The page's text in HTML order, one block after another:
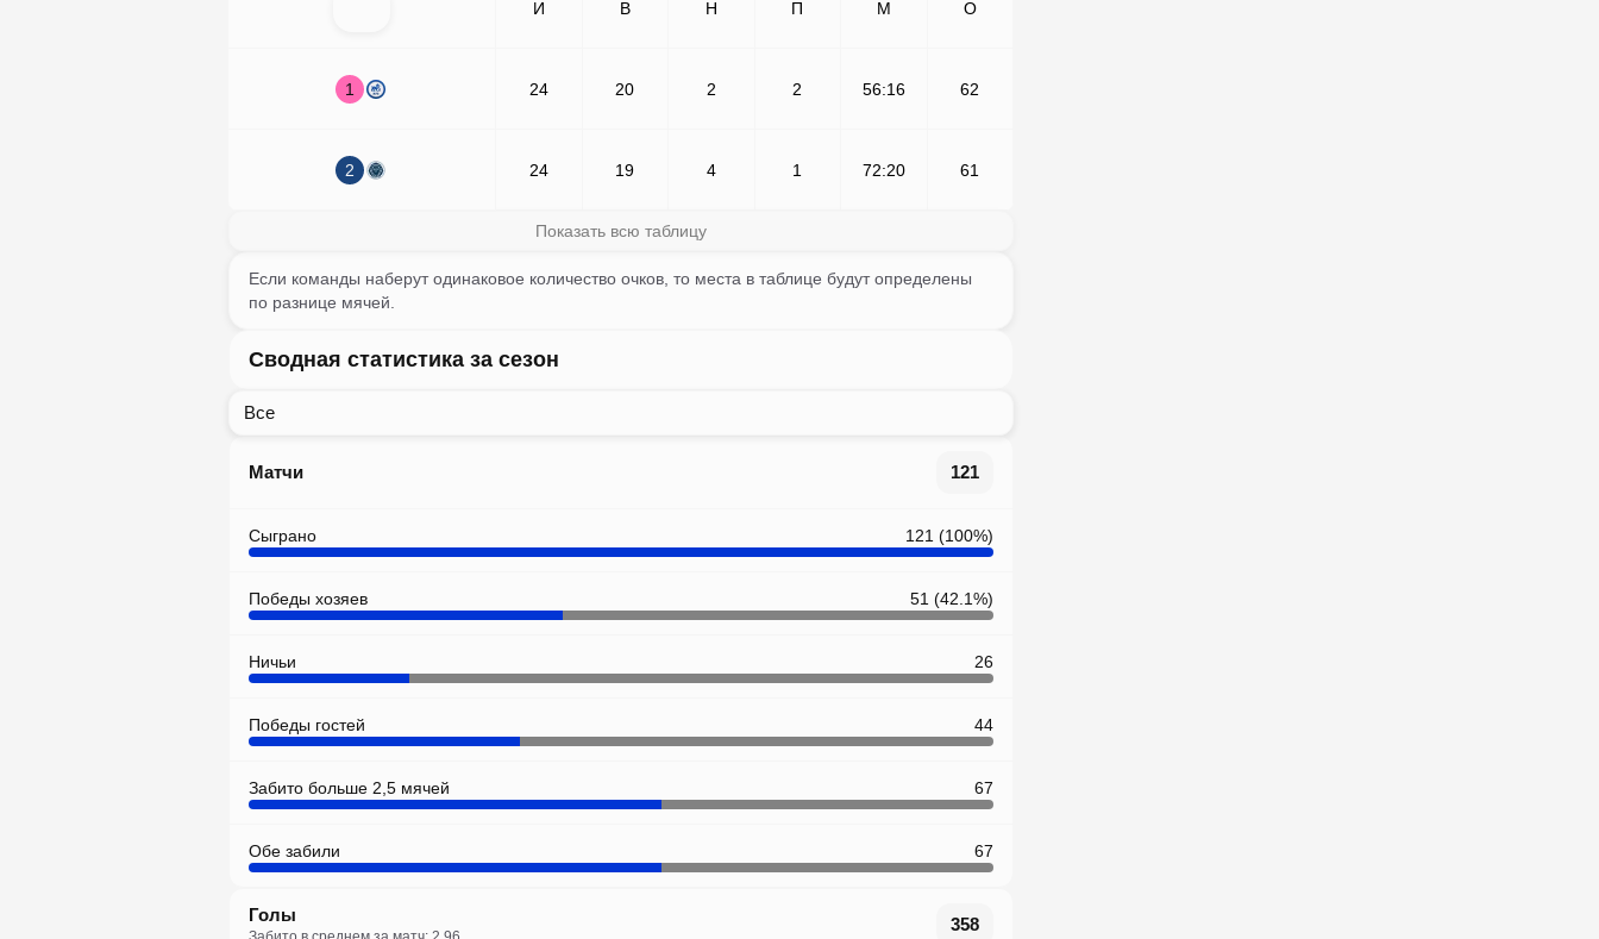
И В Н П М О
1 24 20 2 2 56:16 62
2 24 19 4 1 72:20 61
Показать всю таблицу
Если команды наберут одинаковое количество очков, то места в таблице будут определены
по разнице мячей.
Сводная статистика за сезон
Все
Матчи 121
Сыграно 121 (100%)
Победы хозяев 51 (42.1%)
Ничьи 26
Победы гостей 44
Забито больше 2,5 мячей 67
Обе забили 67
Голы 358